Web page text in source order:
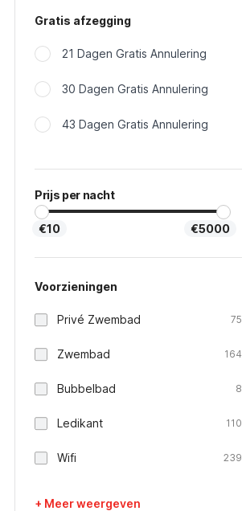
Gratis afzegging
21 Dagen Gratis Annulering
30 Dagen Gratis Annulering
43 Dagen Gratis Annulering
Prijs per nacht
€10 €5000
Voorzieningen
Privé Zwembad 75
Zwembad 164
Bubbelbad 8
Ledikant 110
Wifi 239
+ Meer weergeven